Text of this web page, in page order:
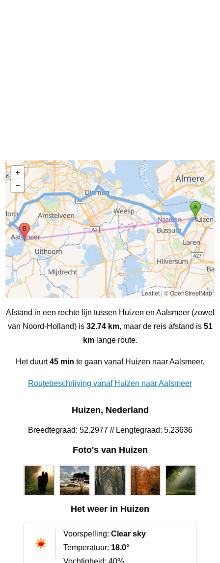
Leaflet| © OpenStreetMap
Afstand in een rechte lijn tussen Huizen en Aalsmeer (zowel
van Noord-Holland) is 32.74 km, maar de reis afstand is 51
kmlange route.
Het duurt45 min te gaan vanaf Huizen naar Aalsmeer.
Routebeschrijving vanaf Huizen naar Aalsmeer
Huizen, Nederland
Breedtegraad: 52.2977 // Lengtegraad: 5.23636
Foto's van Huizen
Het weer in Huizen
Voorspelling: Clear sky
Temperatuur: 18.0°